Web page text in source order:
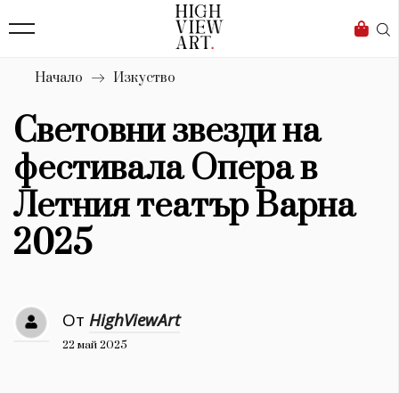
Бизнес
Мода
Dialogue
Изкуство
4340
Красота
777
Дизайн
1272
Начало Изкуство
Световни звезди на
фестивала Опера в
Летния театър Варна
2025
От HighViewArt
22 май 2025